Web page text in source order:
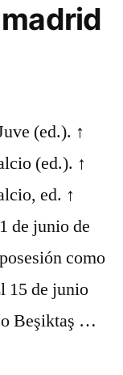
(ed.). ↑
(ed.). ↑
ed. ↑
de junio de
como
15 de junio
Beşiktaş …